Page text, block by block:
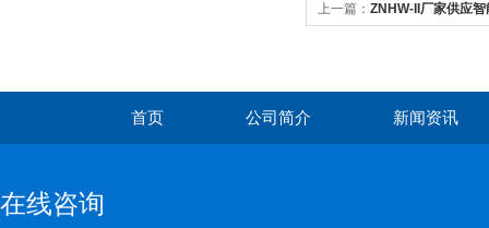
上一篇： ZNHW-II厂家供应
首页 公司简介 新闻资讯
在线咨询